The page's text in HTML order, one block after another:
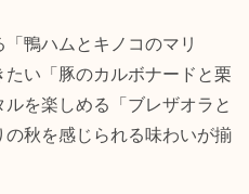
鴨ハムとキノコのマリ
い「豚のカルボナードと栗
を楽しめる「ブレザオラと
秋を感じられる味わいが揃